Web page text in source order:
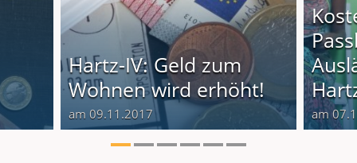
Hartz-IV: Geld zum
Wohnen wird erhöht!
am 09.11.2017 am